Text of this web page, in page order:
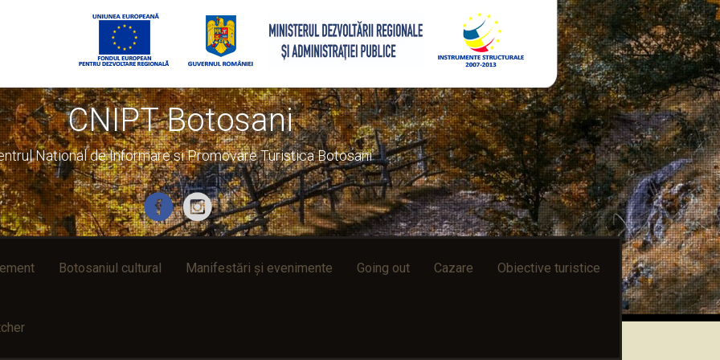
CNIPT Botosani
National de Informare si Promovare Turistica Botosani
Botosaniul cultural Manifestări și evenimente Going out Cazare Obiective turistice